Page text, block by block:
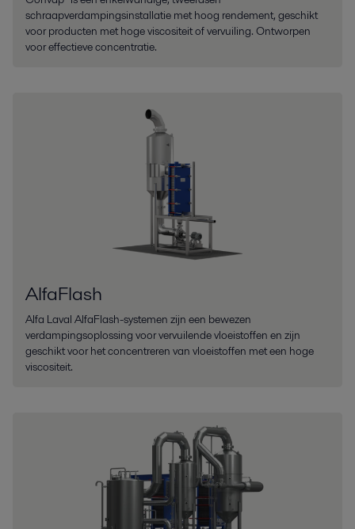
schraapverdampingsinstallatie met hoog rendement, geschikt
voor producten met hoge viscositeit of vervuiling. Ontworpen
voor effectieve concentratie.
AlfaFlash
Alfa Laval AlfaFlash-systemen zijn een bewezen
verdampingsoplossing voor vervuilende vloeistoffen en zijn
geschikt voor het concentreren van vloeistoffen met een hoge
viscositeit.